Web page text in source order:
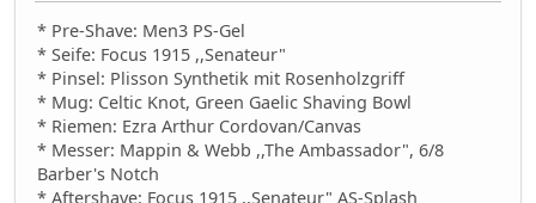
* Pre-Shave: Men3 PS-Gel
* Seife: Focus 1915 ,,Senateur"
* Pinsel: Plisson Synthetik mit Rosenholzgriff
* Mug: Celtic Knot, Green Gaelic Shaving Bowl
* Riemen: Ezra Arthur Cordovan/Canvas
* Messer: Mappin & Webb ,,The Ambassador", 6/8
Barber's Notch
* Aftershave: Focus 1915 ,,Senateur" AS-Splash